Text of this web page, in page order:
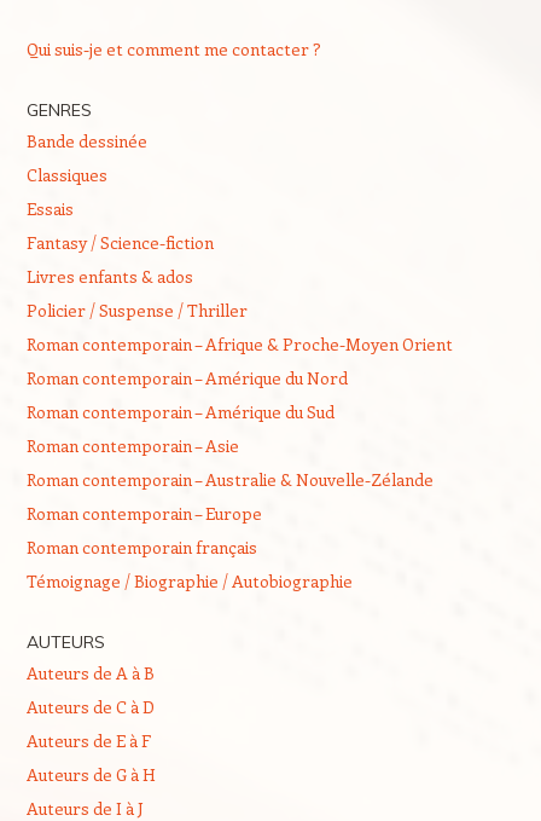
Qui suis-je et comment me contacter ?
GENRES
Bande dessinée
Classiques
Essais
Fantasy / Science-fiction
Livres enfants & ados
Policier / Suspense / Thriller
Roman contemporain – Afrique & Proche-Moyen Orient
Roman contemporain – Amérique du Nord
Roman contemporain – Amérique du Sud
Roman contemporain – Asie
Roman contemporain – Australie & Nouvelle-Zélande
Roman contemporain – Europe
Roman contemporain français
Témoignage / Biographie / Autobiographie
AUTEURS
Auteurs de A à B
Auteurs de C à D
Auteurs de E à F
Auteurs de G à H
Auteurs de I à J